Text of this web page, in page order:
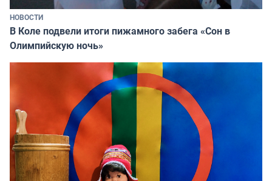
НОВОСТИ
В Коле подвели итоги пижамного забега «Сон в
Олимпийскую ночь»